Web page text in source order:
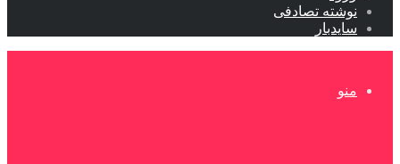
نوشته تصادفی
سایدبار
منو